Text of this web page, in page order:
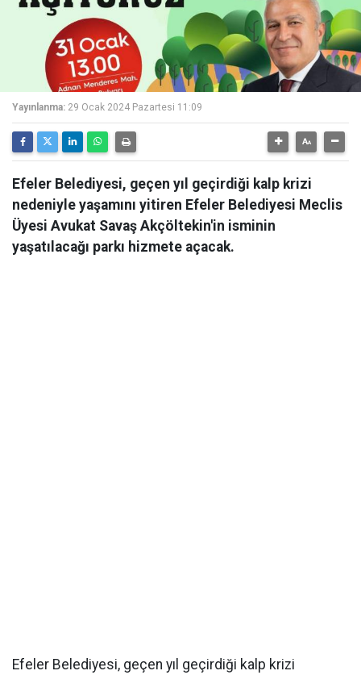
Yayınlanma: 29 Ocak 2024 Pazartesi 11:09
Efeler Belediyesi, geçen yıl geçirdiği kalp krizi
nedeniyle yaşamını yitiren Efeler Belediyesi Meclis
Üyesi Avukat Savaş Akçöltekin'in isminin
yaşatılacağı parkı hizmete açacak.
Efeler Belediyesi, geçen yıl geçirdiği kalp krizi